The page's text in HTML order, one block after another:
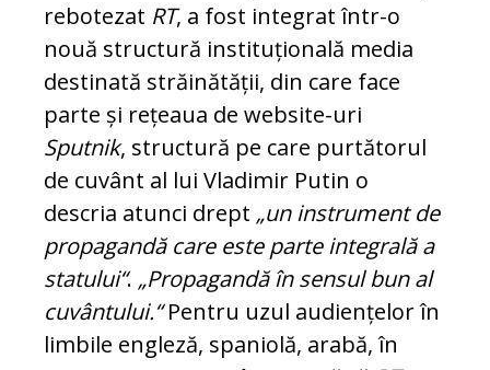
rebotezat RT, a fost integrat într-o
nouă structură instituțională media
des­tinată străinătății, din care face
parte și rețeaua de website-uri
Sputnik, structură pe care purtătorul
de cuvânt al lui Vla­dimir Putin o
descria atunci drept „un ins­trument de
propagandă care este parte integrală a
statului“. „Propagandă în sensul bun al
cuvântului.“Pentru uzul audiențelor în
limbile engleză, spaniolă, arabă, în